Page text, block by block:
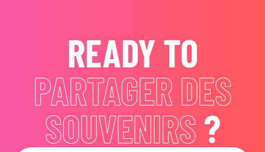
READY TO
PARTAGER DES
SOUVENIRS?